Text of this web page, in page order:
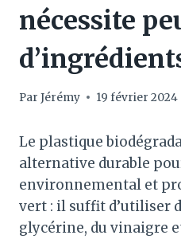
nécessite
Par Jérémy 19 février 2024
Le plastique
alternative durable
environnemental et
vert : il suffit d’utiliser
glycérine, du vinaigre